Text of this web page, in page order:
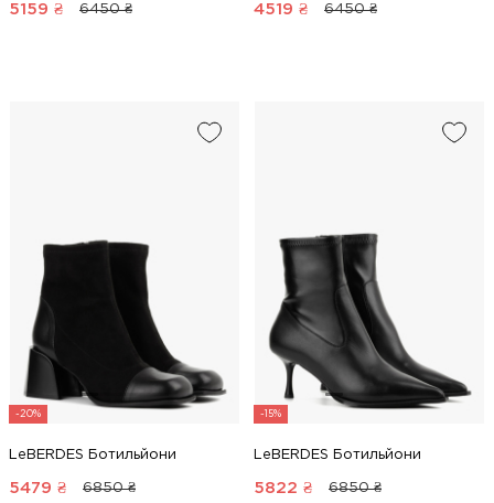
5159 ₴ 6450 ₴ 4519 ₴ 6450 ₴
-20%
LeBERDES Ботильйони
5479 ₴ 6850 ₴
-15%
LeBERDES Ботильйони
5822 ₴ 6850 ₴